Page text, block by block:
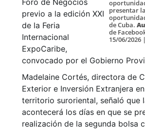
presentar
de Cuba.
de
15/06/2026
Foro de Negocios
previo a la edición XXI
de la Feria
Internacional
ExpoCaribe,
convocado por el Gobierno
Madelaine Cortés, directora de
Exterior e Inversión Extranjera
territorio suroriental, señaló que
acontecerá los días en que se
realización de la segunda bolsa